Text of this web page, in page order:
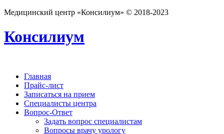
Медицинский центр «Консилиум» © 2018-2023
Консилиум
Главная
Прайс-лист
Записаться на прием
Специалисты центра
Вопрос-Ответ
Задать вопрос специалистам
Вопросы врачу урологу